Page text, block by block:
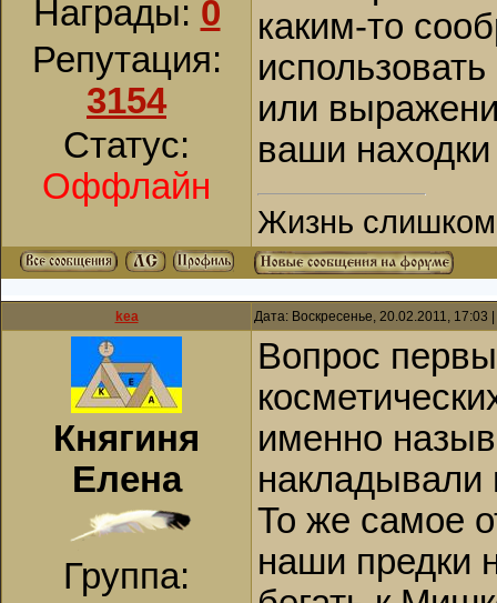
Награды: 0
Репутация:
3154
Статус:
Оффлайн
каким-то
или
ваши
Жизнь слишком
kea Дата: Воскресенье, 20.02.2011,
Княгиня
Елена
Группа:
Вопрос
именно
накладывали
То же самое
наши предки